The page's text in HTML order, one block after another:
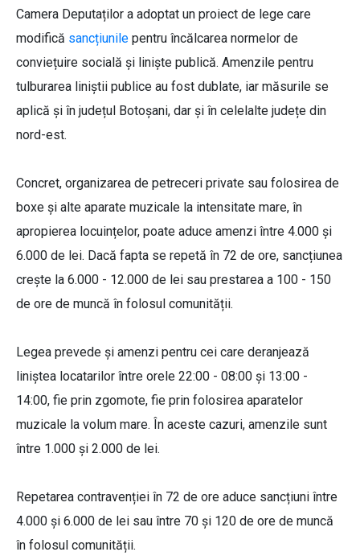
Camera Deputaților a adoptat un proiect de lege care
modifică sancțiunile pentru încălcarea normelor de
conviețuire socială și liniște publică. Amenzile pentru
tulburarea liniștii publice au fost dublate, iar măsurile se
aplică și în județul Botoșani, dar și în celelalte județe din
nord-est.
Concret, organizarea de petreceri private sau folosirea de
boxe și alte aparate muzicale la intensitate mare, în
apropierea locuințelor, poate aduce amenzi între 4.000 și
6.000 de lei. Dacă fapta se repetă în 72 de ore, sancțiunea
crește la 6.000 - 12.000 de lei sau prestarea a 100 - 150
de ore de muncă în folosul comunității.
Legea prevede și amenzi pentru cei care deranjează
liniștea locatarilor între orele 22:00 - 08:00 și 13:00 -
14:00, fie prin zgomote, fie prin folosirea aparatelor
muzicale la volum mare. În aceste cazuri, amenzile sunt
între 1.000 și 2.000 de lei.
Repetarea contravenției în 72 de ore aduce sancțiuni între
4.000 și 6.000 de lei sau între 70 și 120 de ore de muncă
în folosul comunității.